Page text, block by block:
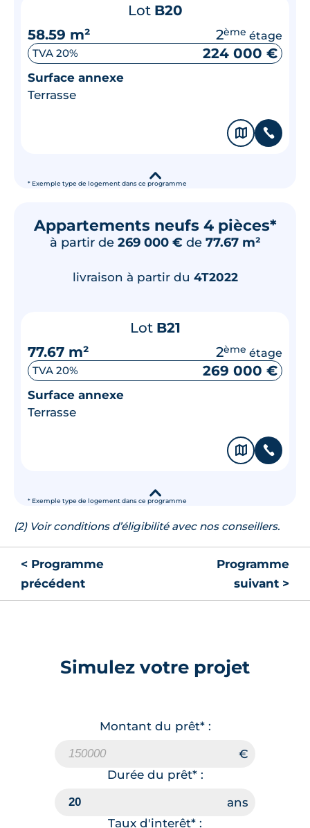
* Exemple type de logement dans ce programme
Lot B20
58.59 m²
2ème étage
TVA 20% 224 000 €
Surface annexe
Terrasse
🗞 📞
▾
Appartements neufs 4 pièces*
à partir de 269 000 € de 77.67 m²
* Exemple type de logement dans ce programme
livraison à partir du 4T2022
Lot B21
77.67 m²
2ème étage
TVA 20% 269 000 €
Surface annexe
Terrasse
🗞 📞
▾
(2) Voir conditions d’éligibilité avec nos conseillers.
< Programme
précédent
Programme
suivant >
Simulez votre projet
Montant du prêt* :
Durée du prêt* :
Taux d'interêt* :